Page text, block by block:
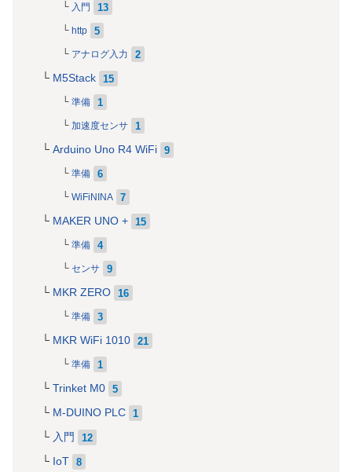
入門 13
http 5
アナログ入力 2
M5Stack 15
準備 1
加速度センサ 1
Arduino Uno R4 WiFi 9
準備 6
WiFiNINA 7
MAKER UNO + 15
準備 4
センサ 9
MKR ZERO 16
準備 3
MKR WiFi 1010 21
準備 1
Trinket M0 5
M-DUINO PLC 1
入門 12
IoT 8